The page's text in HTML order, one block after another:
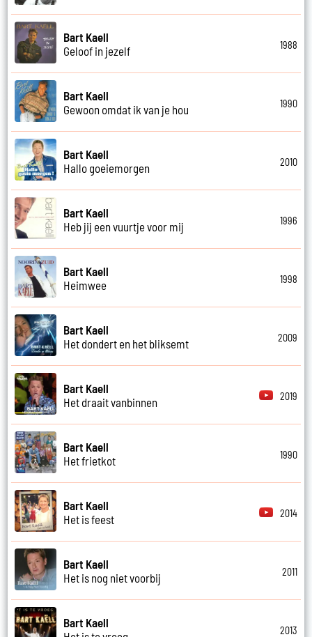
Bart Kaell
Geloof in jezelf
1988
Bart Kaell
Gewoon omdat ik van je hou
1990
Bart Kaell
Hallo goeiemorgen
2010
Bart Kaell
Heb jij een vuurtje voor mij
1996
Bart Kaell
Heimwee
1998
Bart Kaell
Het dondert en het bliksemt
2009
Bart Kaell
Het draait vanbinnen
2019
Bart Kaell
Het frietkot
1990
Bart Kaell
Het is feest
2014
Bart Kaell
Het is nog niet voorbij
2011
Bart Kaell
2013